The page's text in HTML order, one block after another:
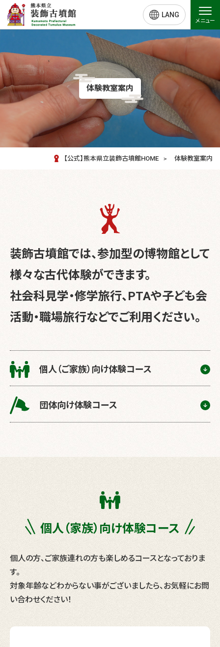
LANG
メニュー
体験教室案内
【公式】熊本県立装飾古墳館HOME 体験教室案内
装飾古墳館では、参加型の博物館として
様々な古代体験ができます。
社会科見学・修学旅行、PTAや子ども会
活動・職場旅行などでご利用ください。
個人（ご家族）向け体験コース
団体向け体験コース
個人（家族）向け体験コース
個人の方、ご家族連れの方も楽しめるコースとなっておりま
す。
対象年齢などわからない事がございましたら、お気軽にお問
い合わせください！